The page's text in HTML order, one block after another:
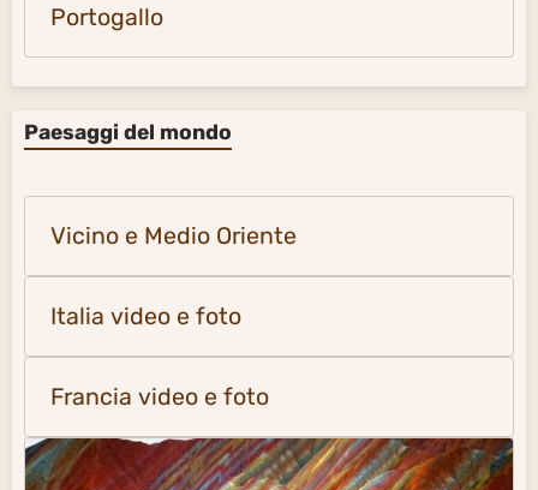
Portogallo
Paesaggi del mondo
Vicino e Medio Oriente
Italia video e foto
Francia video e foto